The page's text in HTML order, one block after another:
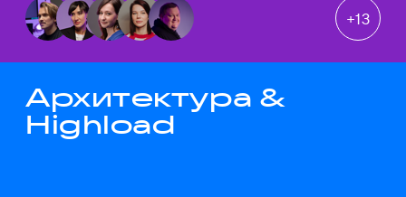
+13
Архитектура &
Highload